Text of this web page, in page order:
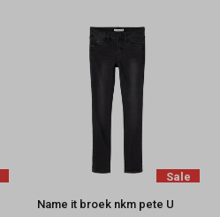
Sale
Name it broek nkm pete U